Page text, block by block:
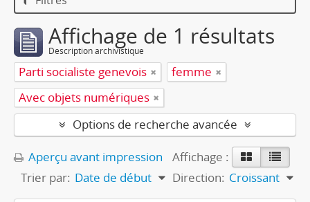
Affichage de 1 résultats
Description archivistique
Parti socialiste genevois
femme
Avec objets numériques
Options de recherche avancée
Aperçu avant impression
Affichage :
Trier par: Date de début Direction: Croissant